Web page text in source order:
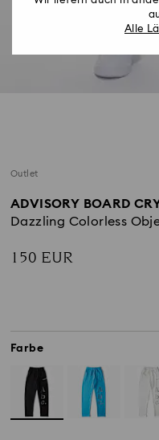
Outlet
ADVISORY BOARD
Dazzling Colorless
150 EUR
Farbe
Alle